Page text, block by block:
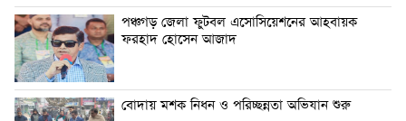
পঞ্চগড় জেলা ফুটবল এসোসিয়েশনের আহবায়ক
ফরহাদ হোসেন আজাদ
বোদায় মশক নিধন ও পরিচ্ছন্নতা অভিযান শুরু